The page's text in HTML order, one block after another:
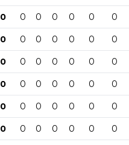
0 0 0 0 0 0 0
0 0 0 0 0 0 0
0 0 0 0 0 0 0
0 0 0 0 0 0 0
0 0 0 0 0 0 0
0 0 0 0 0 0 0